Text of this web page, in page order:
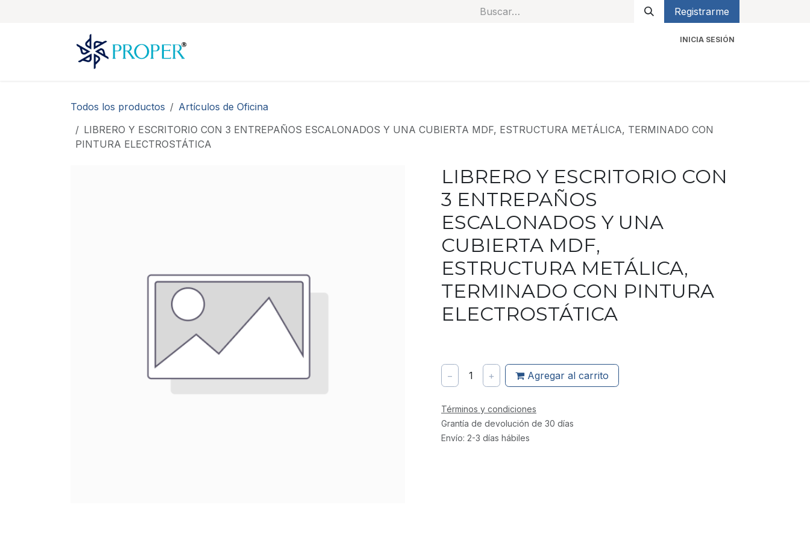
Registrarme
INICIA SESIÓN
Todos los productos
Artículos de Oficina
LIBRERO Y ESCRITORIO CON 3 ENTREPAÑOS ESCALONADOS Y UNA CUBIERTA MDF, ESTRUCTURA METÁLICA, TERMINADO CON
PINTURA ELECTROSTÁTICA
LIBRERO Y ESCRITORIO CON
3 ENTREPAÑOS
ESCALONADOS Y UNA
CUBIERTA MDF,
ESTRUCTURA METÁLICA,
TERMINADO CON PINTURA
ELECTROSTÁTICA
− 1 + Agregar al carrito
Términos y condiciones
Grantía de devolución de 30 días
Envío: 2-3 días hábiles